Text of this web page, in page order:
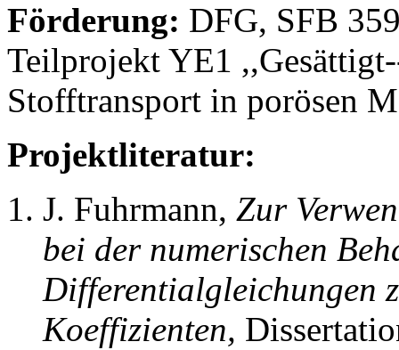
Förderung: DFG, SFB
Teilprojekt YE1
Stofftransport in porösen
Projektliteratur:
J. Fuhrmann, Zur
bei der numerischen
Differentialgleichungen
Koeffizienten,